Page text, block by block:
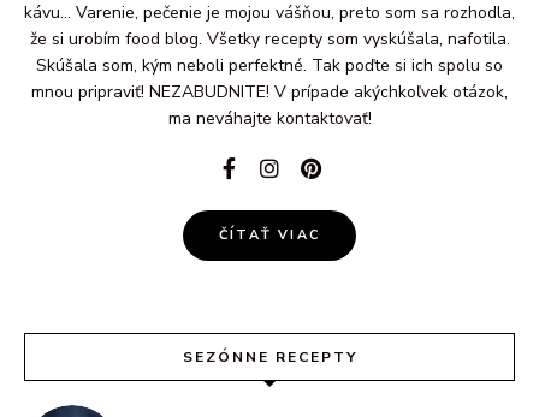
kávu... Varenie, pečenie je mojou vášňou, preto som sa rozhodla,
že si urobím food blog. Všetky recepty som vyskúšala, nafotila.
Skúšala som, kým neboli perfektné. Tak poďte si ich spolu so
mnou pripraviť! NEZABUDNITE! V prípade akýchkoľvek otázok,
ma neváhajte kontaktovať!
ČÍTAŤ VIAC
SEZÓNNE RECEPTY